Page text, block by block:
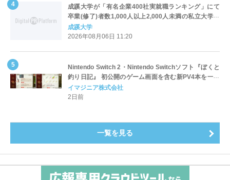
成蹊大学が「有名企業400社実就職ランキング」にて
卒業(修了)者数1,000人以上2,000人未満の私立大学で
全国第1位を獲得！～実就職率は26.5%（前年比＋
4.3pt）に伸長、東京の私立大学でも10位にランクイン
成蹊大学
2026年08月06日 11:20
Nintendo Switch 2・Nintendo Switchソフト『ぼくと
釣り日記』 初公開のゲーム画面を含む新PV4本を一挙
公開！
イマジニア株式会社
2日前
一覧を見る